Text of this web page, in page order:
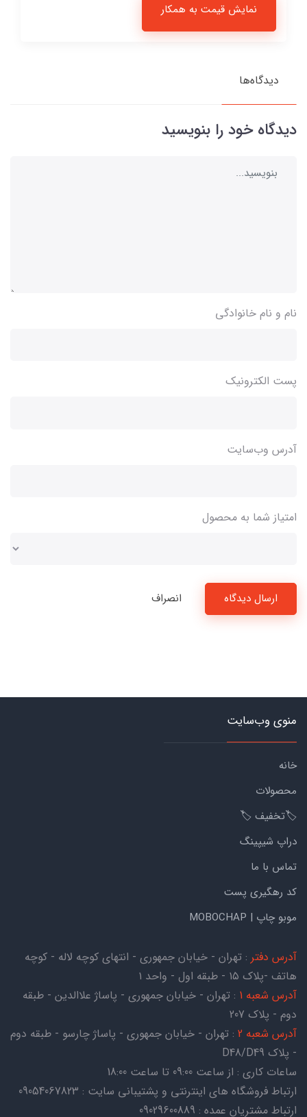
نمایش قیمت به همکار
دیدگاه‌ها
دیدگاه خود را بنویسید
نام و نام خانوادگی
پست الکترونیک
آدرس وب‌سایت
امتیاز شما به محصول
ارسال دیدگاه انصراف
منوی وب‌سایت
خانه
محصولات
🏷️تخفیف 🏷️
دراپ شیپینگ
تماس با ما
کد رهگیری پست
موبو چاپ | MOBOCHAP
آدرس دفتر : تهران - خیابان جمهوری - انتهای کوچه لاله - کوچه
هاتف -پلاک ۱۵ - طبقه اول - واحد ۱
آدرس شعبه 1
: تهران - خیابان جمهوری - پاساژ علاالدین - طبقه
دوم - پلاک 207
آدرس شعبه 2
: تهران - خیابان جمهوری - پاساژ چارسو - طبقه دوم
- پلاک D48/D49
ساعات کاری : از ساعت 09:00 تا ساعت 18:00
ارتباط فروشگاه های اینترنتی و پشتیبانی سایت : 09054067823
ارتباط مشتریان عمده : 09029600889